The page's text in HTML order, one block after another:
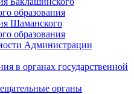
образования
Шаманского
образования
Администрации
в органах государственной
органы